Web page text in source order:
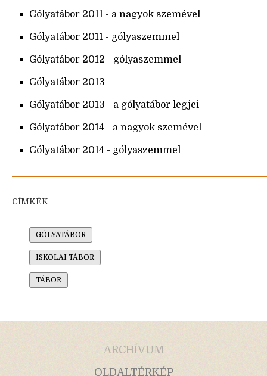
Gólyatábor 2011 - a nagyok szemével
Gólyatábor 2011 - gólyaszemmel
Gólyatábor 2012 - gólyaszemmel
Gólyatábor 2013
Gólyatábor 2013 - a gólyatábor legjei
Gólyatábor 2014 - a nagyok szemével
Gólyatábor 2014 - gólyaszemmel
CÍMKÉK
GÓLYATÁBOR
ISKOLAI TÁBOR
TÁBOR
ARCHÍVUM
OLDALTÉRKÉP